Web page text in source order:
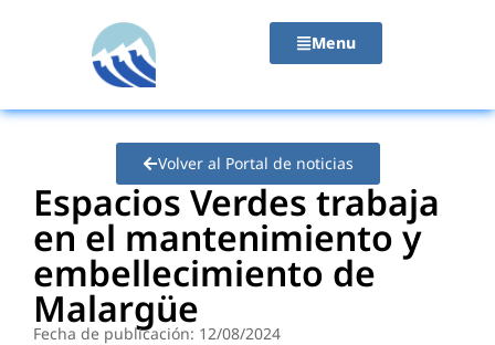
Menu
Volver al Portal de noticias
Espacios Verdes trabaja
en el mantenimiento y
embellecimiento de
Malargüe
Fecha de publicación: 12/08/2024